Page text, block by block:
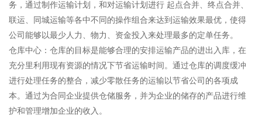
务，通过制作运输计划，和对运输计划进行 起点合并、终点合并、
联运、同城运输等各中不同的操作组合来达到运输效果最优，使得
公司能够以最少人力、物力、资金投入来处理最多的定单任务。
仓库中心：仓库的目标是能够合理的安排运输产品的进出入库，在
充分里利用现有资源的情况下节省运输时间。通过仓库的调度缓冲
进行处理任务的整合，减少零散任务的运输以节省公司的各项成
本。通过为合同企业提供仓储服务，并为企业的储存的产品进行维
护和管理增加企业的收入。